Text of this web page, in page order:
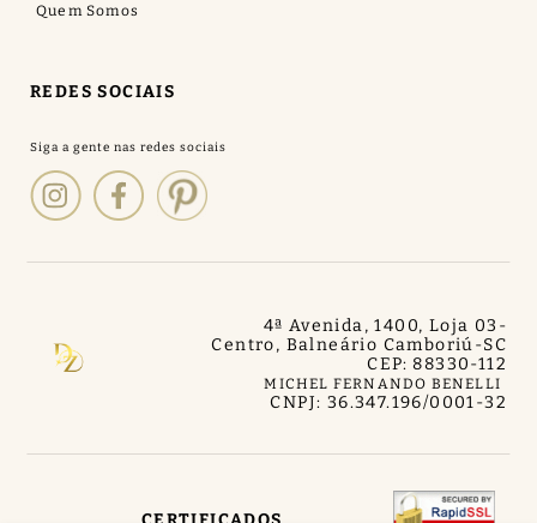
Quem Somos
REDES SOCIAIS
MICHEL FERNANDO BENELLI
4ª Avenida, 1400, Loja 03 -
Centro, Balneário Camboriú-SC
CEP: 88330-112
CNPJ: 36.347.196/0001-32